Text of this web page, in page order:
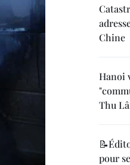
Chine
Hanoi
Thu
pour